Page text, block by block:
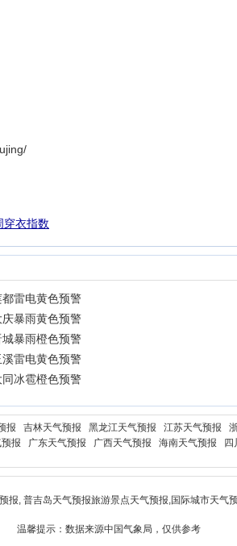
穿衣指数
都雷电黄色预警
庆暴雨黄色预警
城暴雨橙色预警
溪雷电黄色预警
同冰雹橙色预警
报 吉林天气预报 黑龙江天气预报 江苏天气预报
报 广东天气预报 广西天气预报 海南天气预报 四
报, 普吉岛天气预报旅游景点天气预报,国际城市天气
温馨提示：数据来源中国气象局，仅供参考